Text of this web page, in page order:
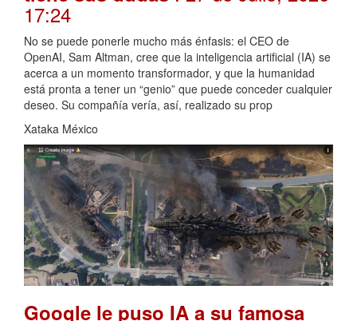
17:24
No se puede ponerle mucho más énfasis: el CEO de
OpenAI, Sam Altman, cree que la inteligencia artificial (IA) se
acerca a un momento transformador, y que la humanidad
está pronta a tener un “genio” que puede conceder cualquier
deseo. Su compañía vería, así, realizado su prop
Xataka México
Google le puso IA a su famosa